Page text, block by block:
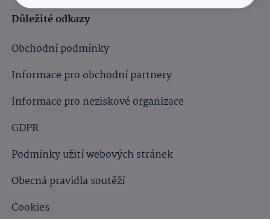
Důležité odkazy
Obchodní podmínky
Informace pro obchodní partnery
Informace pro neziskové organizace
GDPR
Podmínky užití webových stránek
Obecná pravidla soutěží
Cookies